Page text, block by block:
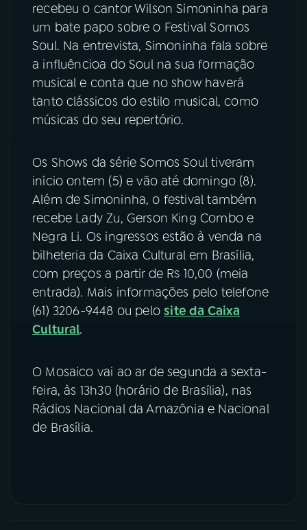
PODCASTS
06VIDEOCASTS
08 FESTIVAL DE MÚSICA
ACOMPANHE A RÁDIO NACIONAL
YouTube Facebook
Instagram
TikTok
recebeu o cantor Wilson Simoninha para
um bate papo sobre o Festival Somos
Soul. Na entrevista, Simoninha fala sobre
a influêncioa do Soul na sua formação
musical e conta que no show haverá
tanto clássicos do estilo musical, como
músicas do seu repertório.
Os Shows da série Somos Soul tiveram
início ontem (5) e vão até domingo (8).
Além de Simoninha, o festival também
recebe Lady Zu, Gerson King Combo e
Negra Li. Os ingressos estão à venda na
bilheteria da Caixa Cultural em Brasília,
com preços a partir de R$ 10,00 (meia
entrada). Mais informações pelo telefone
(61) 3206-9448 ou pelosite da Caixa
Cultural.
O Mosaico vai ao ar de segunda a sexta-
feira, às 13h30 (horário de Brasília), nas
Rádios Nacional da Amazônia e Nacional
de Brasília.